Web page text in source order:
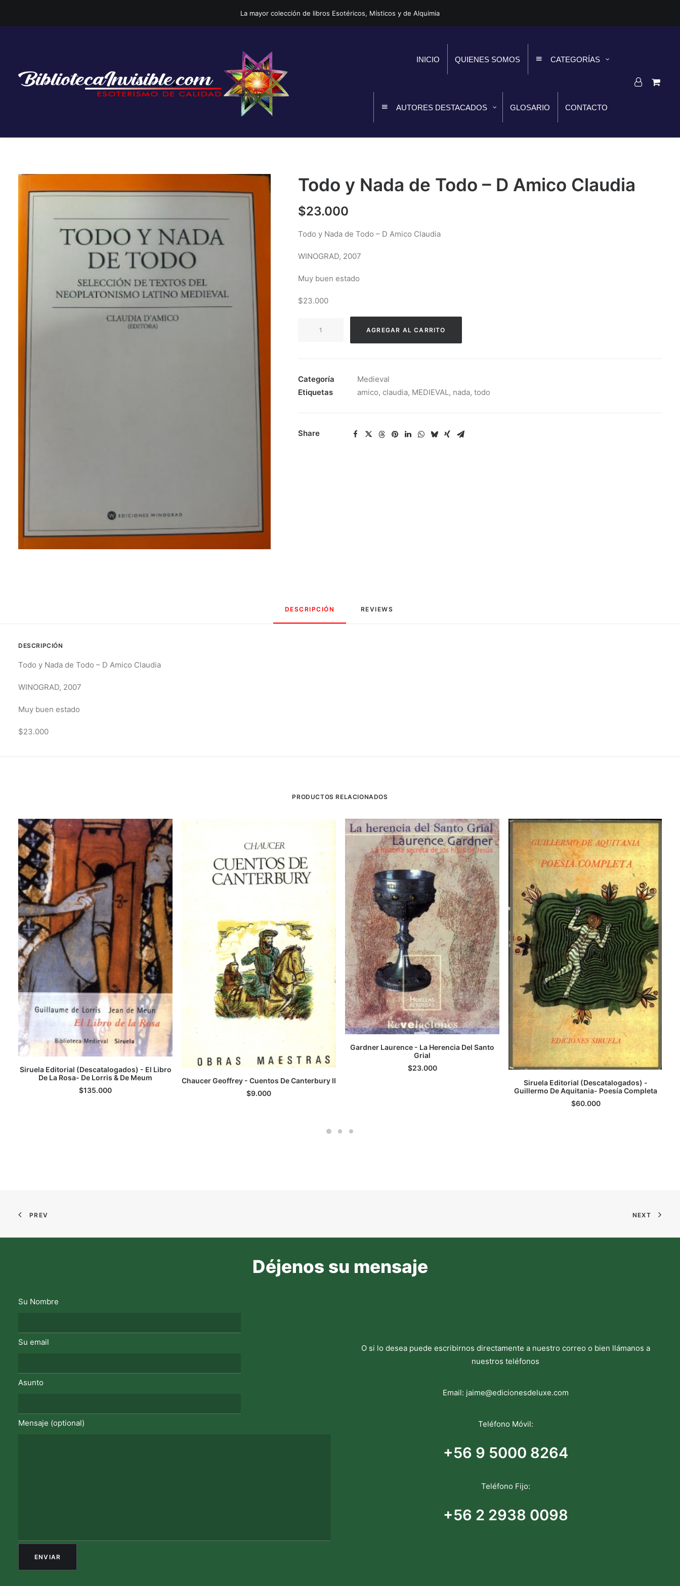
La mayor colección de libros Esotéricos, Místicos y de Alquimia
INICIO QUIENES SOMOS CATEGORÍAS
AUTORES DESTACADOS GLOSARIO CONTACTO
Todo y Nada de Todo – D Amico Claudia
$23.000
Todo y Nada de Todo – D Amico Claudia
WINOGRAD, 2007
Muy buen estado
$23.000
Todo
-
Claudia
AGREGAR AL CARRITO
Categoría
Medieval
Etiquetas
amico, claudia, MEDIEVAL, nada, todo
Share
DESCRIPCIÓN REVIEWS
DESCRIPCIÓN
Todo y Nada de Todo – D Amico Claudia
WINOGRAD, 2007
Muy buen estado
$23.000
PRODUCTOS RELACIONADOS
LEER MÁS
Siruela Editorial (Descatalogados) - El Libro
De La Rosa- De Lorris & De Meum
$135.000
Chaucer Geoffrey - Cuentos De Canterbury II
$9.000
LEER MÁS
Gardner Laurence - La Herencia Del Santo
Grial
$23.000
AGREGAR AL CARRITO
Siruela Editorial (Descatalogados) -
Guillermo De Aquitania- Poesía Completa
$60.000
PREV NEXT
Déjenos su mensaje
Su Nombre
Su email
Asunto
Mensaje (optional)
O si lo desea puede escribirnos directamente a nuestro correo o bien llámanos a
nuestros teléfonos
Email: jaime@edicionesdeluxe.com
Teléfono Móvil:
+56 9 5000 8264
Teléfono Fijo:
+56 2 2938 0098